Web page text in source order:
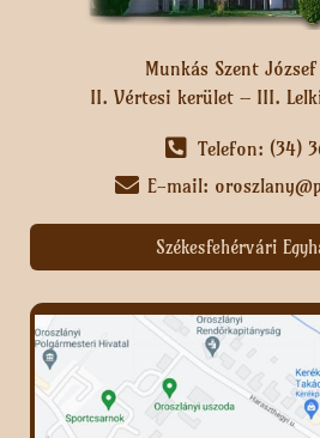
Munkás Szent
II. Vértesi kerület – III.
Telefon: (34)
E-mail:
Székesfehérvári